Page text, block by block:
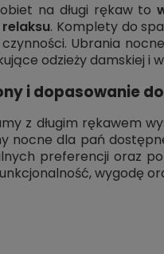
na długi rękaw to
relaksu. Komplety do
Ubrania nocne
odzieży damskiej i
i dopasowanie
z długim rękawem
nocne dla pań
preferencji oraz
wygodę